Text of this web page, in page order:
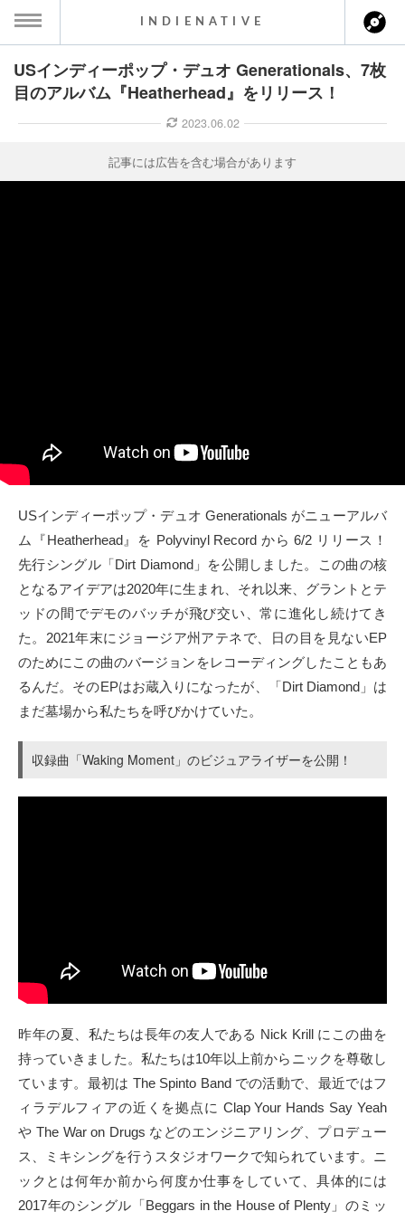
MENU
SOCIAL
Twitter
Facebook
instagram
Tumblr
Soundcloud
INDIENATIVE
USインディーポップ・デュオ Generationals、7枚
目のアルバム『Heatherhead』をリリース！
2023.06.02
記事には広告を含む場合があります
USインディーポップ・デュオ Generationals がニューアルバ
ム『Heatherhead』を Polyvinyl Record から 6/2 リリース！
先行シングル「Dirt Diamond」を公開しました。この曲の核
となるアイデアは2020年に生まれ、それ以来、グラントとテ
ッドの間でデモのバッチが飛び交い、常に進化し続けてき
た。2021年末にジョージア州アテネで、日の目を見ないEP
のためにこの曲のバージョンをレコーディングしたこともあ
るんだ。そのEPはお蔵入りになったが、「Dirt Diamond」は
まだ墓場から私たちを呼びかけていた。
収録曲「Waking Moment」のビジュアライザーを公開！
昨年の夏、私たちは長年の友人である Nick Krill にこの曲を
持っていきました。私たちは10年以上前からニックを尊敬し
ています。最初は The Spinto Band での活動で、最近ではフ
ィラデルフィアの近くを拠点に Clap Your Hands Say Yeah
や The War on Drugs などのエンジニアリング、プロデュー
ス、ミキシングを行うスタジオワークで知られています。ニ
ックとは何年か前から何度か仕事をしていて、具体的には
2017年のシングル「Beggars in the House of Plenty」のミッ